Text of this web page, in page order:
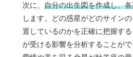
次に、 自分の出生図を作成し、
します。どの惑星がどのサイン
置しているのかを正確に把握す
が受ける影響を分析することがで